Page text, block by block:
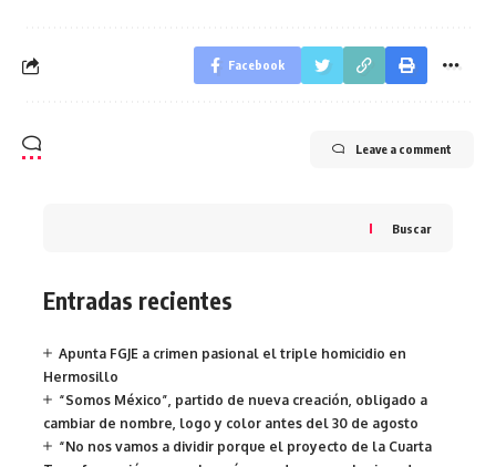
Facebook
Leave a comment
Buscar
Entradas recientes
Apunta FGJE a crimen pasional el triple homicidio en
Hermosillo
“Somos México”, partido de nueva creación, obligado a
cambiar de nombre, logo y color antes del 30 de agosto
“No nos vamos a dividir porque el proyecto de la Cuarta